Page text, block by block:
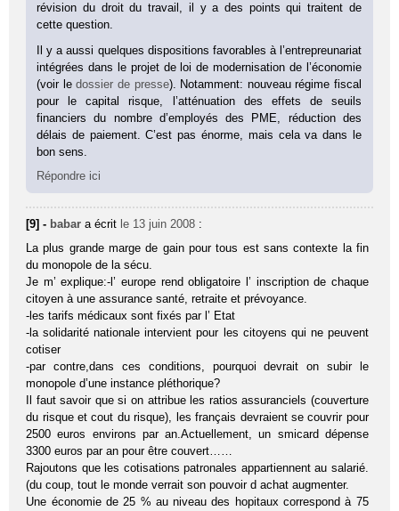
révision du droit du travail, il y a des points qui traitent de
cette question.
Il y a aussi quelques dispositions favorables à l’entrepreunariat
intégrées dans le projet de loi de modernisation de l’économie
(voir ledossier de presse). Notamment: nouveau régime fiscal
pour le capital risque, l’atténuation des effets de seuils
financiers du nombre d’employés des PME, réduction des
délais de paiement. C’est pas énorme, mais cela va dans le
bon sens.
Répondre ici
[9] - babar a écrit le 13 juin 2008 :
La plus grande marge de gain pour tous est sans contexte la fin
du monopole de la sécu.
Je m’ explique:-l’ europe rend obligatoire l’ inscription de chaque
citoyen à une assurance santé, retraite et prévoyance.
-les tarifs médicaux sont fixés par l’ Etat
-la solidarité nationale intervient pour les citoyens qui ne peuvent
cotiser
-par contre,dans ces conditions, pourquoi devrait on subir le
monopole d’une instance pléthorique?
Il faut savoir que si on attribue les ratios assuranciels (couverture
du risque et cout du risque), les français devraient se couvrir pour
2500 euros environs par an.Actuellement, un smicard dépense
3300 euros par an pour être couvert……
Rajoutons que les cotisations patronales appartiennent au salarié.
(du coup, tout le monde verrait son pouvoir d achat augmenter.
Une économie de 25 % au niveau des hopitaux correspond à 75